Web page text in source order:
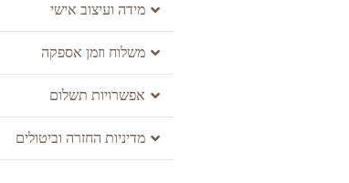
מידה ועיצוב אישי
משלוח וזמן אספקה
אפשרויות תשלום
מדיניות החזרה וביטולים